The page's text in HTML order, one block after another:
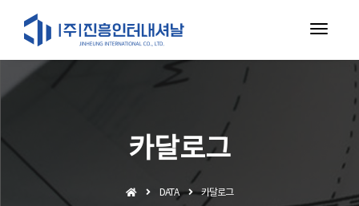
카달로그
DATA 카달로그